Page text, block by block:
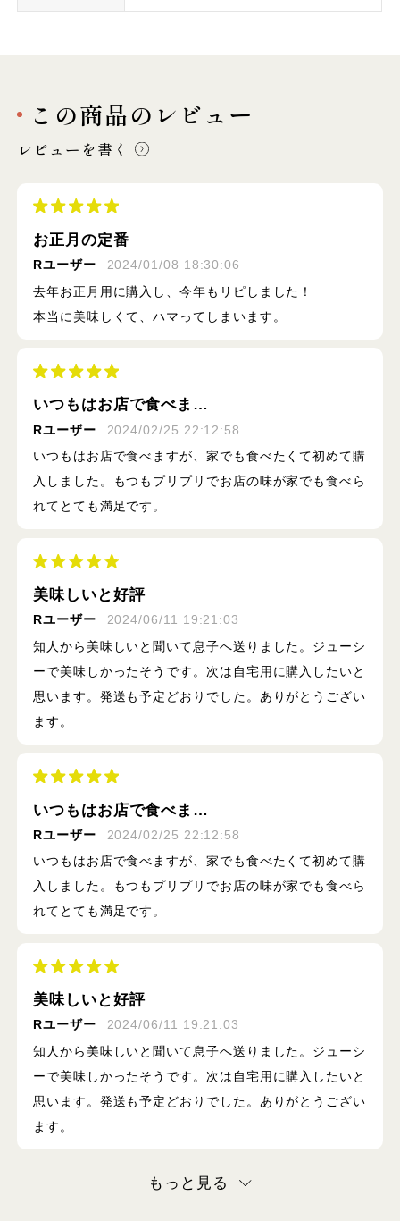
この商品のレビュー
レビューを書く
お正月の定番
Rユーザー
2024/01/08 18:30:06
去年お正月用に購入し、今年もリピしました！
本当に美味しくて、ハマってしまいます。
いつもはお店で食べま…
Rユーザー
2024/02/25 22:12:58
いつもはお店で食べますが、家でも食べたくて初めて購
入しました。もつもプリプリでお店の味が家でも食べら
れてとても満足です。
美味しいと好評
Rユーザー
2024/06/11 19:21:03
知人から美味しいと聞いて息子へ送りました。ジューシ
ーで美味しかったそうです。次は自宅用に購入したいと
思います。発送も予定どおりでした。ありがとうござい
ます。
いつもはお店で食べま…
Rユーザー
2024/02/25 22:12:58
いつもはお店で食べますが、家でも食べたくて初めて購
入しました。もつもプリプリでお店の味が家でも食べら
れてとても満足です。
美味しいと好評
Rユーザー
2024/06/11 19:21:03
知人から美味しいと聞いて息子へ送りました。ジューシ
ーで美味しかったそうです。次は自宅用に購入したいと
思います。発送も予定どおりでした。ありがとうござい
ます。
もっと見る